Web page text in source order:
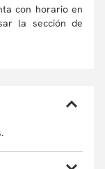
con horario en
la sección de